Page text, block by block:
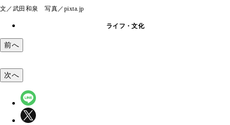
文／武田和泉 写真／pixta.jp
ライフ・文化
前へ
次へ